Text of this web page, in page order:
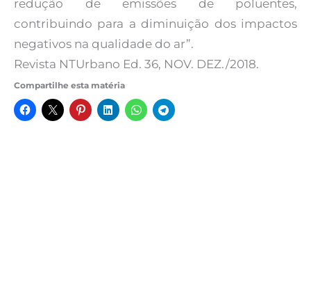
redução de emissões de poluentes,
contribuindo para a diminuição dos impactos
negativos na qualidade do ar”.
Revista NTUrbano Ed. 36, NOV. DEZ./2018.
Compartilhe esta matéria